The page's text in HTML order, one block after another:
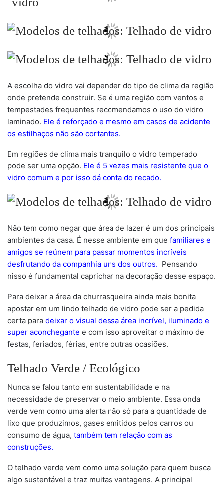
A escolha do vidro vai depender do tipo de clima da região
onde pretende construir. Se é uma região com ventos e
tempestades frequentes recomendamos o uso do vidro
laminado. Ele é reforçado e mesmo em casos de acidente
os estilhaços não são cortantes.
Em regiões de clima mais tranquilo o vidro temperado
pode ser uma opção. Ele é 5 vezes mais resistente que o
vidro comum e por isso dá conta do recado.
Não tem como negar que área de lazer é um dos principais
ambientes da casa. É nesse ambiente em que familiares e
amigos se reúnem para passar momentos incríveis
desfrutando da companhia uns dos outros. Pensando
nisso é fundamental caprichar na decoração desse espaço.
Para deixar a área da churrasqueira ainda mais bonita
apostar em um lindo telhado de vidro pode ser a pedida
certa para deixar o visual dessa área incrível, iluminado e
super aconchegante e com isso aproveitar o máximo de
festas, feriados, férias, entre outras ocasiões.
Telhado Verde / Ecológico
Nunca se falou tanto em sustentabilidade e na
necessidade de preservar o meio ambiente. Essa onda
verde vem como uma alerta não só para a quantidade de
lixo que produzimos, gases emitidos pelos carros ou
consumo de água, também tem relação com as
construções.
O telhado verde vem como uma solução para quem busca
algo sustentável e traz muitas vantagens. A principal